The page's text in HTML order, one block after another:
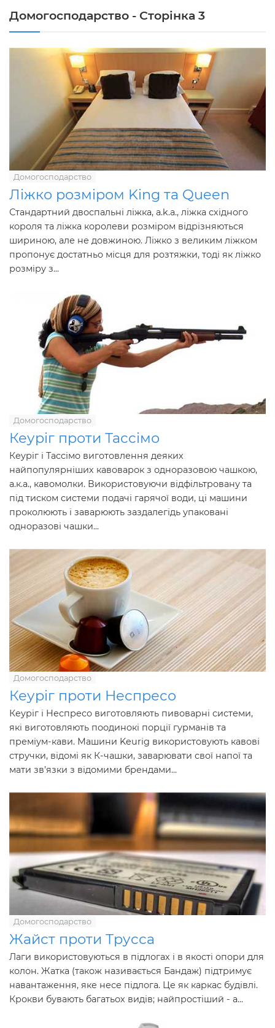
Домогосподарство - Сторінка 3
Домогосподарство
Ліжко розміром King та Queen
Стандартний двоспальні ліжка, a.k.a., ліжка східного
короля та ліжка королеви розміром відрізняються
шириною, але не довжиною. Ліжко з великим ліжком
пропонує достатньо місця для розтяжки, тоді як ліжко
розміру з...
Домогосподарство
Кеуріг проти Тассімо
Кеуріг і Тассімо виготовлення деяких
найпопулярніших кавоварок з одноразовою чашкою,
а.к.а., кавомолки. Використовуючи відфільтровану та
під тиском системи подачі гарячої води, ці машини
проколюють і заварюють заздалегідь упаковані
одноразові чашки...
Домогосподарство
Кеуріг проти Неспресо
Кеуріг і Неспресо виготовляють пивоварні системи,
які виготовляють поодинокі порції гурманів та
преміум-кави. Машини Keurig використовують кавові
стручки, відомі як К-чашки, заварювати свої напої та
мати зв’язки з відомими брендами...
Домогосподарство
Жайст проти Трусса
Лаги використовуються в підлогах і в якості опори для
колон. Жатка (також називається Бандаж) підтримує
навантаження, яке несе підлога. Це як каркас будівлі.
Крокви бувають багатьох видів; найпростіший - a...